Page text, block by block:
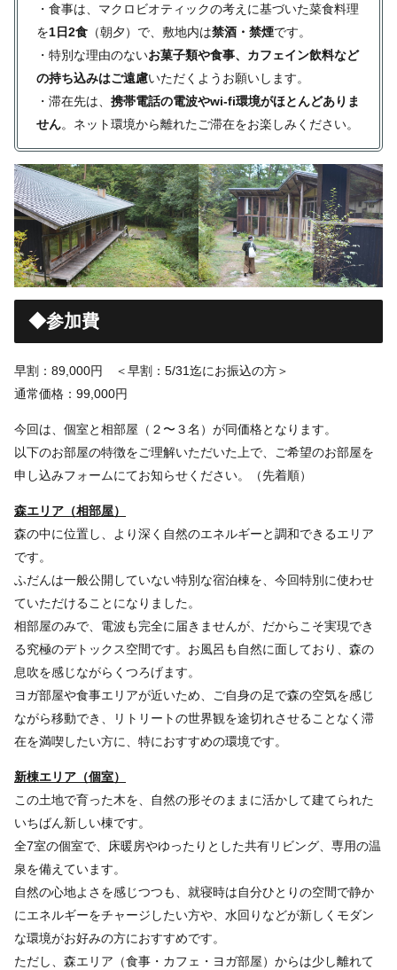
・食事は、マクロビオティックの考えに基づいた菜食料理
を1日2食 （朝夕）で、敷地内は禁酒・禁煙です。
・特別な理由のないお菓子類や食事、カフェイン飲料など
の持ち込みはご遠慮いただくようお願いします。
・滞在先は、 携帯電話の電波やwi-fi環境がほとんどありま
せん。ネット環境から離れたご滞在をお楽しみください。
◆参加費
早割：89,000円 ＜早割：5/31迄にお振込の方＞
通常価格：99,000円
今回は、個室と相部屋（２〜３名）が同価格となります。
以下のお部屋の特徴をご理解いただいた上で、ご希望のお部屋を
申し込みフォームにてお知らせください。（先着順）
森エリア（相部屋）
森の中に位置し、より深く自然のエネルギーと調和できるエリア
です。
ふだんは一般公開していない特別な宿泊棟を、今回特別に使わせ
ていただけることになりました。
相部屋のみで、電波も完全に届きませんが、だからこそ実現でき
る究極のデトックス空間です。お風呂も自然に面しており、森の
息吹を感じながらくつろげます。
ヨガ部屋や食事エリアが近いため、ご自身の足で森の空気を感じ
ながら移動でき、リトリートの世界観を途切れさせることなく滞
在を満喫したい方に、特におすすめの環境です。
新棟エリア（個室）
この土地で育った木を、自然の形そのままに活かして建てられた
いちばん新しい棟です。
全7室の個室で、床暖房やゆったりとした共有リビング、専用の温
泉を備えています。
自然の心地よさを感じつつも、就寝時は自分ひとりの空間で静か
にエネルギーをチャージしたい方や、水回りなどが新しくモダン
な環境がお好みの方におすすめです。
ただし、森エリア（食事・カフェ・ヨガ部屋）からは少し離れて